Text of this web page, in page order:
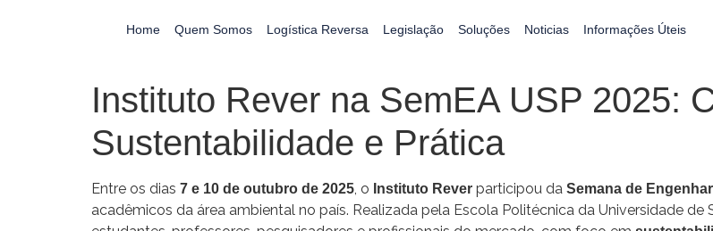
Home Quem Somos Logística Reversa Legislação Soluções Noticias Informações Úteis
Instituto Rever na SemEA USP 2025:
Sustentabilidade e Prática
Entre os dias 7 e 10 de outubro de 2025, o Instituto Rever participou da Semana de
acadêmicos da área ambiental no país. Realizada pela Escola Politécnica da Universidade de